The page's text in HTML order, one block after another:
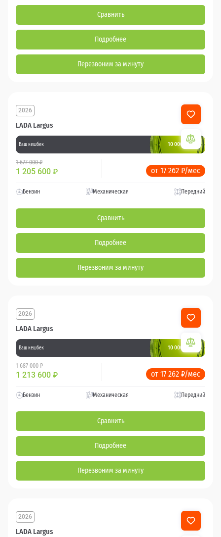
Сравнить
Подробнее
Перезвоним за минуту
LADA Largus
2026
Ваш кешбек 10 000 баллов
1 677 000 ₽
1 205 600 ₽ от 17 262 ₽/мес
Бензин Механическая Передний
Сравнить
Подробнее
Перезвоним за минуту
LADA Largus
2026
Ваш кешбек 10 000 баллов
1 687 000 ₽
1 213 600 ₽ от 17 262 ₽/мес
Бензин Механическая Передний
Сравнить
Подробнее
Перезвоним за минуту
LADA Largus
2026